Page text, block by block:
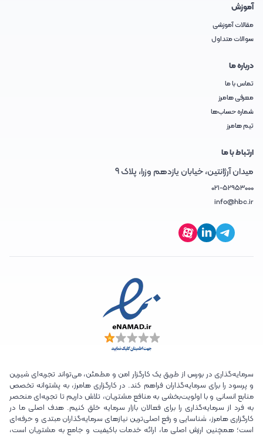
آموزش
مقالات آموزشی
سوالات متداول
درباره ما
تماس با ما
معرفی هامرز
شماره حساب‌ها
تیم هامرز
ارتباط با ما
میدان آرژانتین، خیابان یازدهم وزرا، پلاک 9
021-52953000
info@hbc.ir
سرمایه‌گذاری در بورس از طریق یک کارگزار امن و مطمئن، می‌تواند تجربه‌ای شیرین
و پرسود را برای سرمایه‌گذاران فراهم کند. در کارگزاری هامرز، به پشتوانه تخصص
منابع انسانی و با اولویت‌بخشی به منافع مشتریان، تلاش داریم تا تجربه‌ای منحصر
به فرد از سرمایه‌گذاری را برای فعالان بازار سرمایه خلق کنیم. هدف اصلی ما در
کارگزاری هامرز، شناسایی و رفع اصلی‌ترین نیازهای سرمایه‌گذاران مبتدی و حرفه‌ای
است؛ همچنین ارزش اصلی ما، ارائه خدمات باکیفیت و جامع به مشتریان است،